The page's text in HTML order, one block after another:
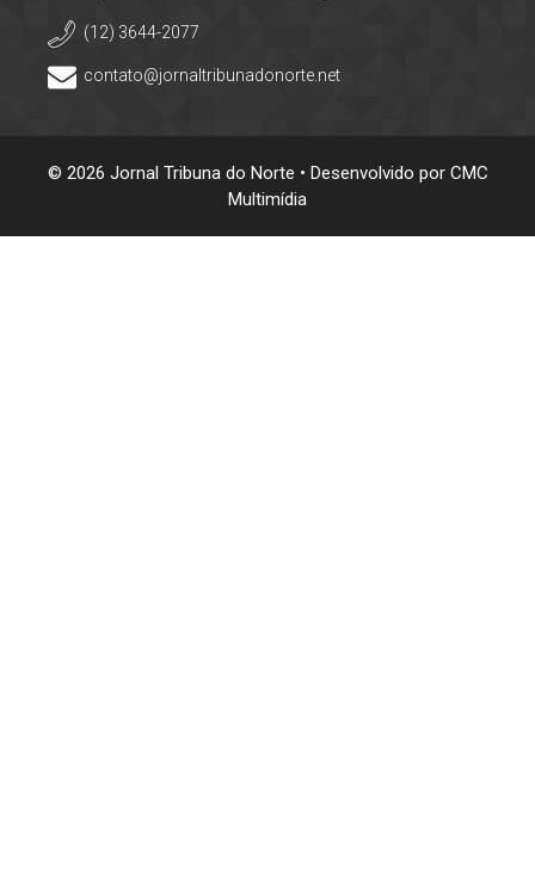
(12) 3644-2077
contato@jornaltribunadonorte.net
© 2026 Jornal Tribuna do Norte • Desenvolvido por CMC
Multimídia